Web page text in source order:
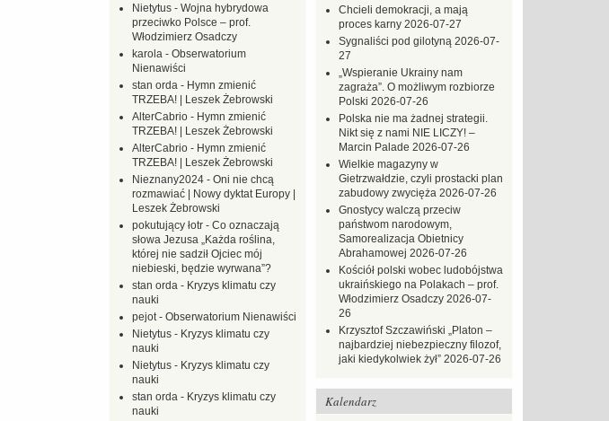
Chcieli demokracji, a mają
proces karny 2026-07-27
Sygnaliści pod gilotyną 2026-07-
27
„Wspieranie Ukrainy nam
zagraża”. O możliwym rozbiorze
Polski 2026-07-26
Polska nie ma żadnej strategii.
Nikt się z nami NIE LICZY! –
Marcin Palade 2026-07-26
Wielkie magazyny w
Gietrzwałdzie, czyli prostacki plan
zabudowy zwycięża 2026-07-26
Gnostycy walczą przeciw
państwom narodowym,
Samorealizacja Obietnicy
Abrahamowej 2026-07-26
Kościół polski wobec ludobójstwa
ukraińskiego na Polakach – prof.
Włodzimierz Osadczy 2026-07-
26
Krzysztof Szczawiński „Platon –
najbardziej niebezpieczny filozof,
jaki kiedykolwiek żył” 2026-07-26
Kalendarz
Nietytus - Wojna hybrydowa
przeciwko Polsce – prof.
Włodzimierz Osadczy
karola - Obserwatorium
Nienawiści
stan orda - Hymn zmienić
TRZEBA! | Leszek Żebrowski
AlterCabrio - Hymn zmienić
TRZEBA! | Leszek Żebrowski
AlterCabrio - Hymn zmienić
TRZEBA! | Leszek Żebrowski
Nieznany2024 - Oni nie chcą
rozmawiać | Nowy dyktat Europy |
Leszek Żebrowski
pokutujący łotr - Co oznaczają
słowa Jezusa „Każda roślina,
której nie sadził Ojciec mój
niebieski, będzie wyrwana”?
stan orda - Kryzys klimatu czy
nauki
pejot- Obserwatorium Nienawiści
Nietytus - Kryzys klimatu czy
nauki
Nietytus - Kryzys klimatu czy
nauki
stan orda - Kryzys klimatu czy
nauki